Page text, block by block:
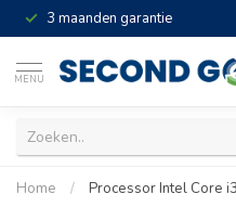
3 maanden garantie
MENU
Home / Processor Intel Core